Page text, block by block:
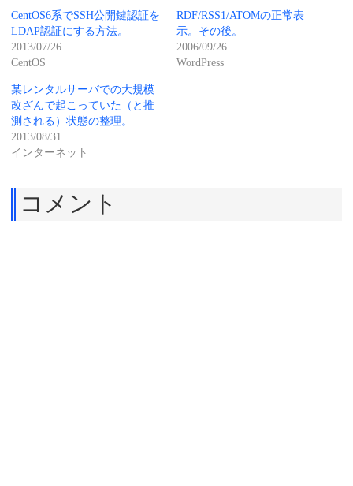
CentOS6系でSSH公開鍵認証を
LDAP認証にする方法。
2013/07/26
CentOS
RDF/RSS1/ATOMの正常表
示。その後。
2006/09/26
WordPress
某レンタルサーバでの大規模
改ざんで起こっていた（と推
測される）状態の整理。
2013/08/31
インターネット
コメント